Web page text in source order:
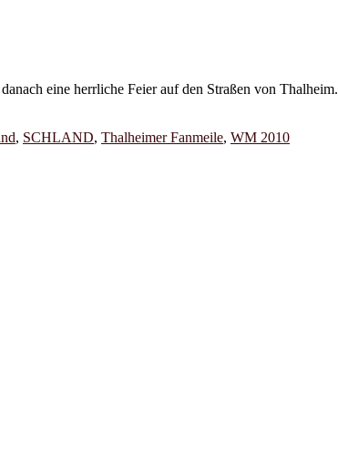
eine herrliche Feier auf den Straßen von Thalheim.
, SCHLAND, Thalheimer Fanmeile, WM 2010